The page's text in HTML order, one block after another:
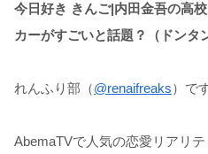
今日好き きんご|内田金吾の高
カーがすごいと話題？（ドンタ
れんふり部（@renaifreaks）で
AbemaTVで人気の恋愛リアリ